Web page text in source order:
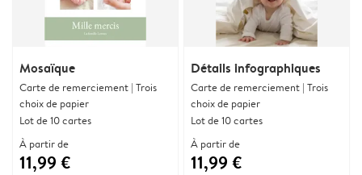
Mosaïque
Carte de remerciement | Trois
choix de papier
Lot de 10 cartes
À partir de
11,99 €
Détails infographiques
Carte de remerciement | Trois
choix de papier
Lot de 10 cartes
À partir de
11,99 €